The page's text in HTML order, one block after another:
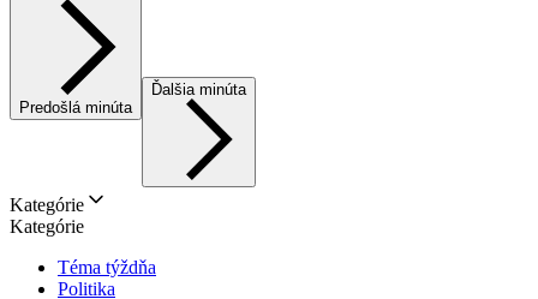
Predošlá minúta
Ďalšia minúta
Kategórie
Kategórie
Téma týždňa
Politika